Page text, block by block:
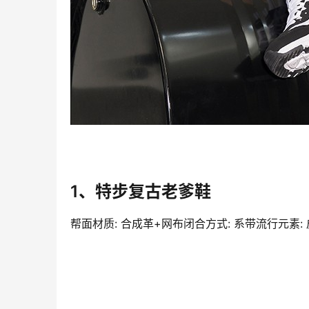
1、特步复古老爹鞋
帮面材质: 合成革+网布闭合方式: 系带流行元素: